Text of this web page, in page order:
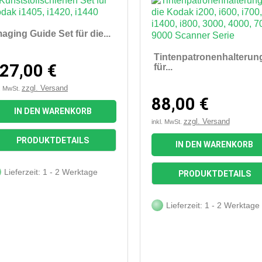
 Vorschau
Guide Set für die...
€
MwSt. zzgl. Versand
IN DEN WARENKORB
PRODUKTDETAILS
Lieferzeit: 1 - 2 Werktage

für...
88,00 €
inkl. MwSt. zzgl. Versand
IN DEN WARENKORB
PRODUKTDETAILS
Lieferzeit: 1 - 2 Werktage